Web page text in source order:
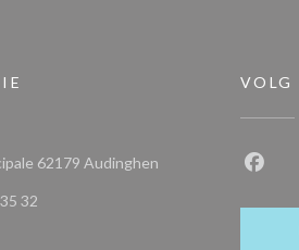
62179 Audinghen((opent in een nieuw
32
VOLG